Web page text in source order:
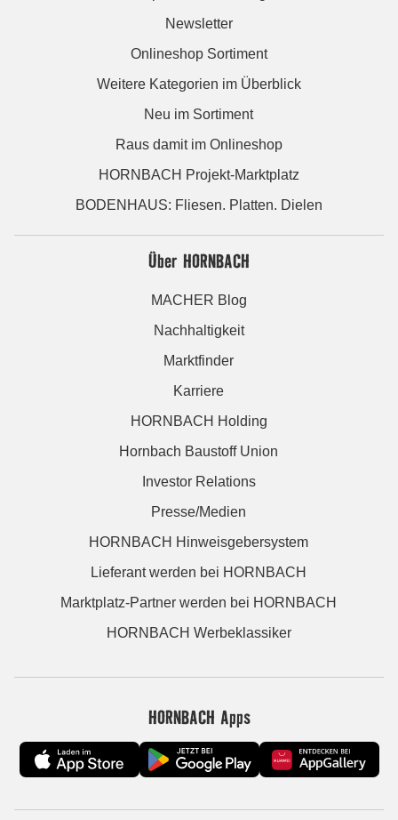
Newsletter
Onlineshop Sortiment
Weitere Kategorien im Überblick
Neu im Sortiment
Raus damit im Onlineshop
HORNBACH Projekt-Marktplatz
BODENHAUS: Fliesen. Platten. Dielen
Über HORNBACH
MACHER Blog
Nachhaltigkeit
Marktfinder
Karriere
HORNBACH Holding
Hornbach Baustoff Union
Investor Relations
Presse/Medien
HORNBACH Hinweisgebersystem
Lieferant werden bei HORNBACH
Marktplatz-Partner werden bei HORNBACH
HORNBACH Werbeklassiker
HORNBACH Apps